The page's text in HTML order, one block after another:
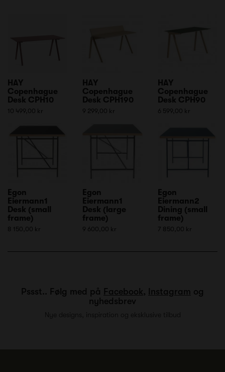
HAY
Copenhague
Desk CPH10
10 499,00 kr
HAY
Copenhague
Desk CPH190
9 299,00 kr
HAY
Copenhague
Desk CPH90
6 599,00 kr
Egon
Eiermann1
Desk (small
frame)
8 150,00 kr
Egon
Eiermann1
Desk (large
frame)
9 600,00 kr
Egon
Eiermann2
Dining (small
frame)
7 850,00 kr
Pssst.. Følg med på Facebook, Instagram og
nyhedsbrev
Nye designs, inspiration og eksklusive tilbud